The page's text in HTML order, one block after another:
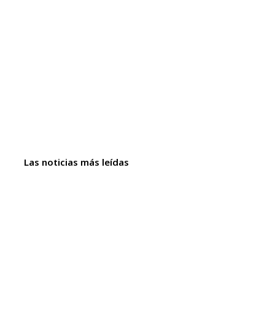
Las noticias más leídas